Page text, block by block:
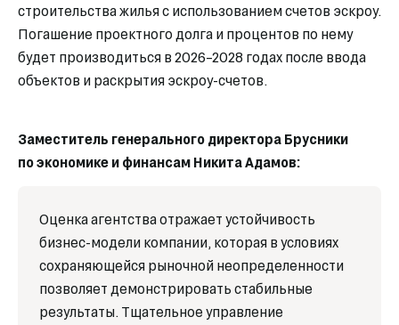
строительства жилья с использованием счетов эскроу.
Погашение проектного долга и процентов по нему
будет производиться в 2026–2028 годах после ввода
объектов и раскрытия эскроу-счетов.
Заместитель генерального директора Брусники
по экономике и финансам Никита Адамов:
Оценка агентства отражает устойчивость
бизнес-модели компании, которая в условиях
сохраняющейся рыночной неопределенности
позволяет демонстрировать стабильные
результаты. Тщательное управление